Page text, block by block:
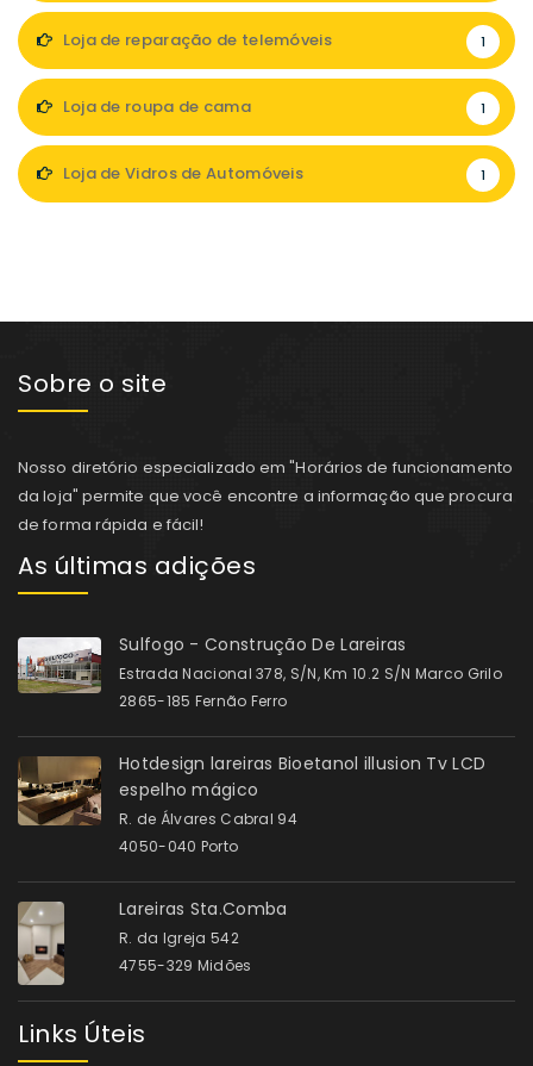
Loja de reparação de telemóveis 1
Loja de roupa de cama 1
Loja de Vidros de Automóveis 1
Sobre o site
Nosso diretório especializado em "Horários de funcionamento
da loja" permite que você encontre a informação que procura
de forma rápida e fácil!
As últimas adições
Sulfogo - Construção De Lareiras
Estrada Nacional 378, S/N, Km 10.2 S/N Marco Grilo
2865-185 Fernão Ferro
Hotdesign lareiras Bioetanol illusion Tv LCD
espelho mágico
R. de Álvares Cabral 94
4050-040 Porto
Lareiras Sta.Comba
R. da Igreja 542
4755-329 Midões
Links Úteis